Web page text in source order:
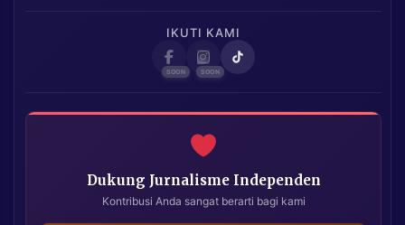
IKUTI KAMI
Dukung Jurnalisme Independen
Kontribusi Anda sangat berarti bagi kami